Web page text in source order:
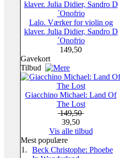
Lalo. Værker for violin og
klaver. Julia Didier, Sandro D
´Onofrio
149,50
Gavekort
Tilbud
Giacchino Michael: Land Of
The Lost
149,50
39,50
Vis alle tilbud
Mest populære
1.
Beck Christophe: Phoebe